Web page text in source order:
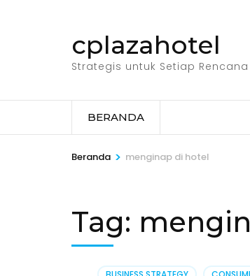
cplazahotel
Strategis untuk Setiap
BERANDA
Beranda > menginap di hotel
Tag: